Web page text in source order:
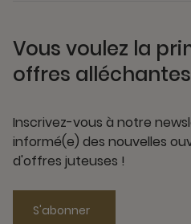
Vous voulez la
offres
Inscrivez-vous à notre
informé(e) des nouvelles
d'offres juteuses !
S'abonner